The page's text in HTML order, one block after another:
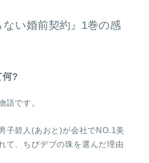
ない婚前契約』1巻の感
何?
語です。
子碧人(あおと)が会社でNO.1美
て、ちびデブの珠を選んだ理由